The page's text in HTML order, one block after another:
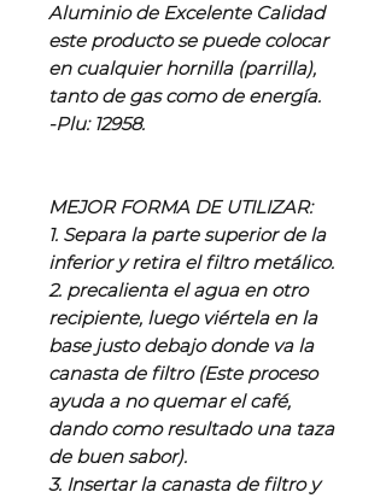
Aluminio de Excelente Calidad
este producto se puede colocar
en cualquier hornilla (parrilla),
tanto de gas como de energía.
-Plu: 12958.
MEJOR FORMA DE UTILIZAR:
1. Separa la parte superior de la
inferior y retira el filtro metálico.
2. precalienta el agua en otro
recipiente, luego viértela en la
base justo debajo donde va la
canasta de filtro (Este proceso
ayuda a no quemar el café,
dando como resultado una taza
de buen sabor).
3. Insertar la canasta de filtro y